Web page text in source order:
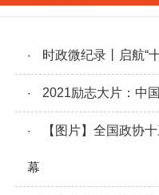
· 时政微纪录丨启航“
· 2021励志大片：中
· 【图片】全国政协
幕